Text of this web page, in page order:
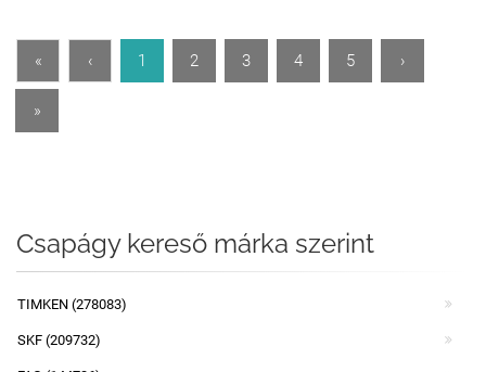
« ‹ 1 2 3 4 5 ›
»
Csapágy kereső márka szerint
TIMKEN (278083)
SKF (209732)